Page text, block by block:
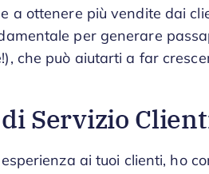
a ottenere più vendite dai
per generare
che può aiutarti a far
Servizio
ai tuoi clienti, ho